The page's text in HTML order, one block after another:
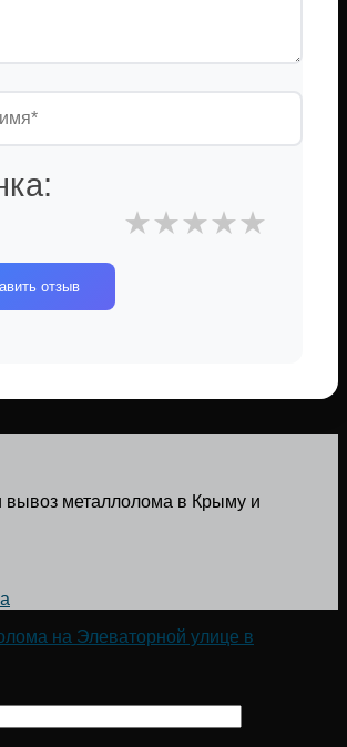
★
★
★
★
★
отзыв
металлолома в Крыму и